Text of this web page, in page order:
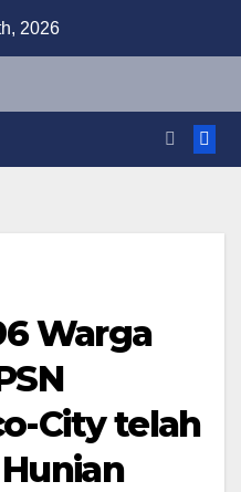
2026
Warga
City telah